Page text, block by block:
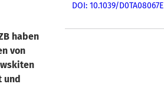
haben
von
und
DOI: 10.1039/D0TA08067E